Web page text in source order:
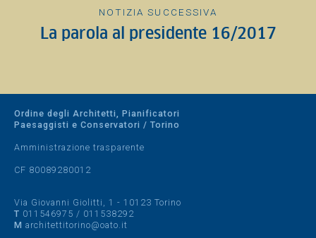
NOTIZIA SUCCESSIVA
La parola al presidente 16/2017
Ordine degli Architetti, Pianificatori
Paesaggisti e Conservatori / Torino
Amministrazione trasparente
CF 80089280012
Via Giovanni Giolitti, 1 - 10123 Torino
T 011546975 / 011538292
M architettitorino@oato.it